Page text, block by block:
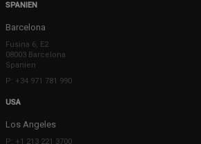
SPANIEN
Barcelona
Fusina 6, E2
08003 Barcelona
Spanien
P: +34 971 781 990
USA
Los Angeles
P: +1 213 221 3700